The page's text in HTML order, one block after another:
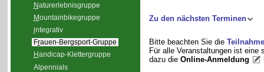
Naturerlebnisgruppe
Mountainbikegruppe
integrativ
Frauen-Bergsport-Gruppe
Handicap-Klettergruppe
Alpennials
Zu den nächsten Terminen
Bitte beachten Sie die
Für alle Veranstaltungen ist
dazu die Online-Anmeldung